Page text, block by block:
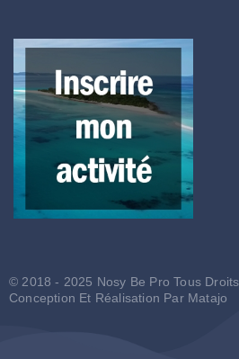
© 2018 - 2025 Nosy Be Pro Tous
Conception Et Réalisation Par Matajo